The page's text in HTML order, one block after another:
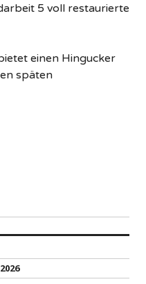
5 voll restaurierte
einen Hingucker
späten